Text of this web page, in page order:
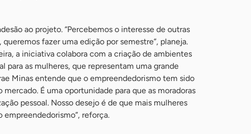
ao projeto. “Percebemos o interesse de outras
fazer uma edição por semestre”, planeja.
a iniciativa colabora com a criação de ambientes
para as mulheres, que representam uma grande
Minas entende que o empreendedorismo tem sido
É uma oportunidade para que as moradoras
pessoal. Nosso desejo é de que mais mulheres
empreendedorismo”, reforça.